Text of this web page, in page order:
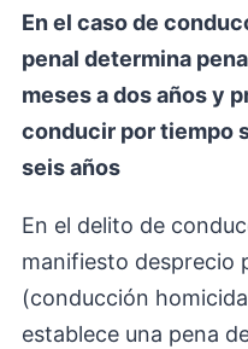
En el caso de
penal determina
meses a dos años y
conducir por tiempo
seis años
En el delito de
manifiesto desprecio
(conducción
establece una pena